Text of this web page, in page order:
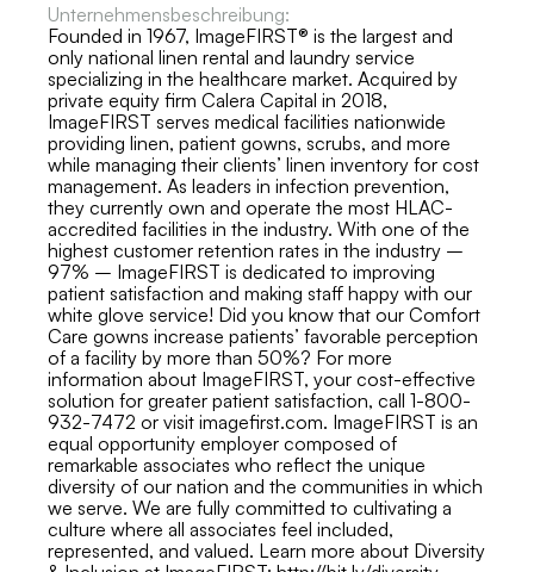
Unternehmensbeschreibung:
Founded in 1967, ImageFIRST® is the largest and
only national linen rental and laundry service
specializing in the healthcare market. Acquired by
private equity firm Calera Capital in 2018,
ImageFIRST serves medical facilities nationwide
providing linen, patient gowns, scrubs, and more
while managing their clients’ linen inventory for cost
management. As leaders in infection prevention,
they currently own and operate the most HLAC-
accredited facilities in the industry. With one of the
highest customer retention rates in the industry –
97% – ImageFIRST is dedicated to improving
patient satisfaction and making staff happy with our
white glove service! Did you know that our Comfort
Care gowns increase patients’ favorable perception
of a facility by more than 50%? For more
information about ImageFIRST, your cost-effective
solution for greater patient satisfaction, call 1-800-
932-7472 or visit imagefirst.com. ImageFIRST is an
equal opportunity employer composed of
remarkable associates who reflect the unique
diversity of our nation and the communities in which
we serve. We are fully committed to cultivating a
culture where all associates feel included,
represented, and valued. Learn more about Diversity